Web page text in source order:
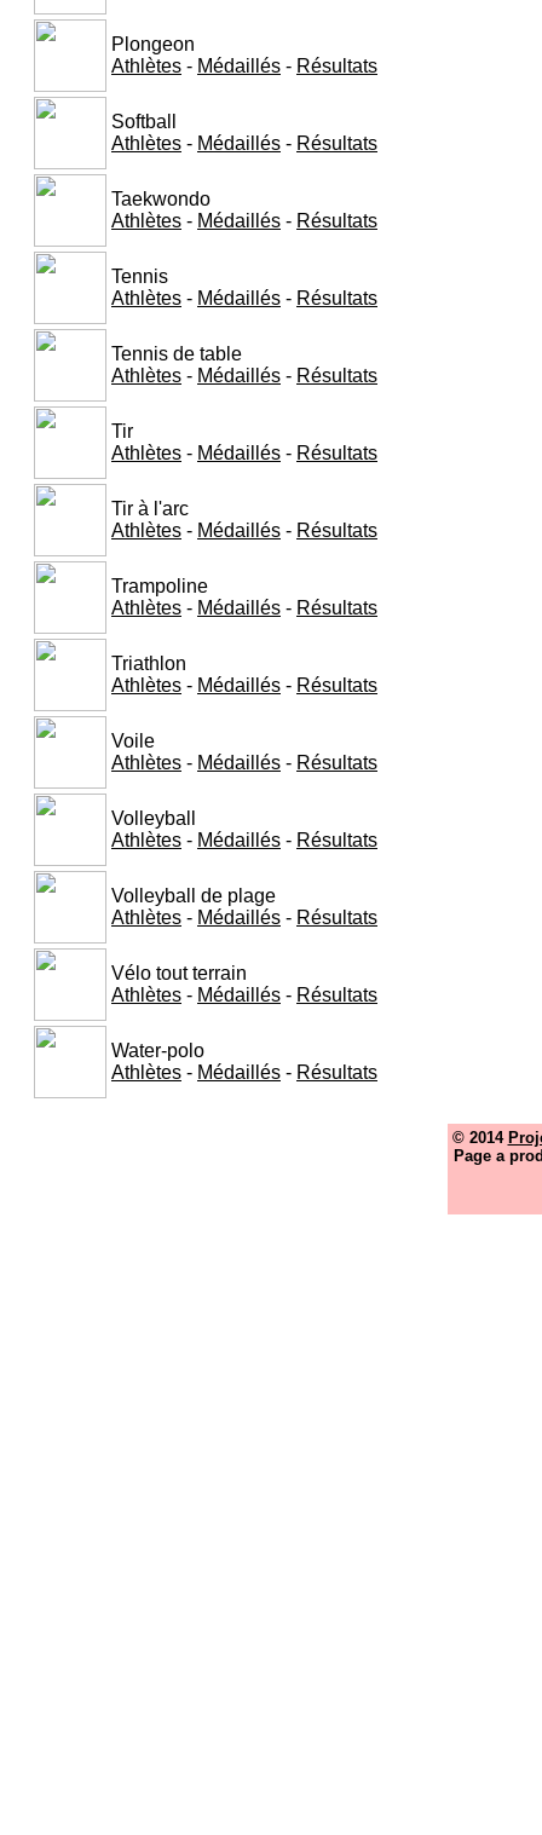
Plongeon
Athlètes - Médaillés - Résultats
Softball
Athlètes - Médaillés - Résultats
Taekwondo
Athlètes - Médaillés - Résultats
Tennis
Athlètes - Médaillés - Résultats
Tennis de table
Athlètes - Médaillés - Résultats
Tir
Athlètes - Médaillés - Résultats
Tir à l'arc
Athlètes - Médaillés - Résultats
Trampoline
Athlètes - Médaillés - Résultats
Triathlon
Athlètes - Médaillés - Résultats
Voile
Athlètes - Médaillés - Résultats
Volleyball
Athlètes - Médaillés - Résultats
Volleyball de plage
Athlètes - Médaillés - Résultats
Vélo tout terrain
Athlètes - Médaillés - Résultats
Water-polo
Athlètes - Médaillés - Résultats
© 2014
Page a